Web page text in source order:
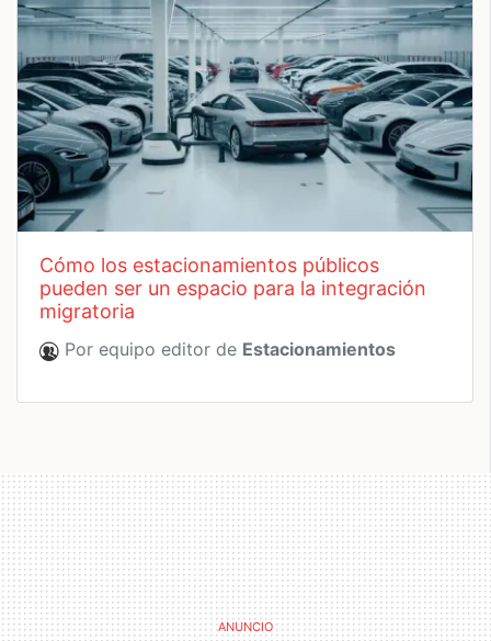
cómo los estacionamientos públicos
pueden ser un espacio para la integración
migratoria
Por equipo editor de Estacionamientos